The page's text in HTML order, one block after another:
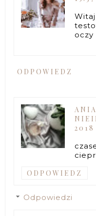
oczy
ODPOWIEDZ
2018
ODPOWIEDZ
Odpowiedzi